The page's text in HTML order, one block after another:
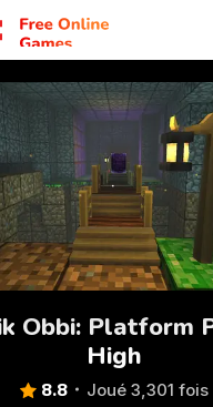
Obbi: Platform
High
8.8 Joué 3,301 fois